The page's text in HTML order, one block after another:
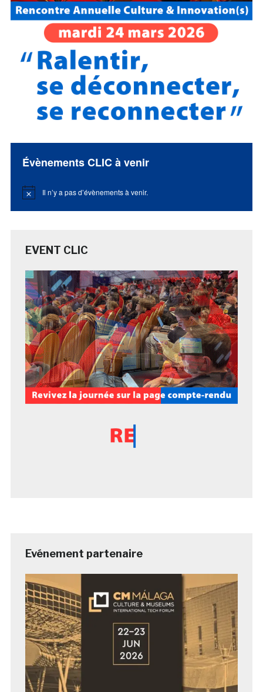
Évènements CLIC à venir
Notice Il n’y a pas d’évènements à venir.
EVENT CLIC
Evénement partenaire